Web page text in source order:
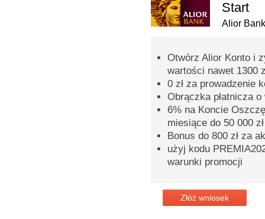
Start
Alior Bank
Otwórz Alior Konto i
wartości nawet 1300
0 zł za prowadzenie
Obrączka płatnicza o
6% na Koncie
miesiące do 50 000 zł
Bonus do 800 zł za
użyj kodu
warunki promocji
Złóż wniosek